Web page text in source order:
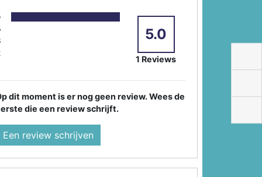
5.0
1 Reviews
dit moment is er nog geen review. Wees de
die een review schrijft.
Een review schrijven